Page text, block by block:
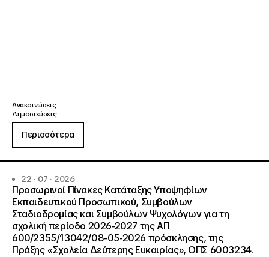
Ανακοινώσεις
Δημοσιεύσεις
Περισσότερα
22 · 07 · 2026
Προσωρινοί Πίνακες Κατάταξης Υποψηφίων
Εκπαιδευτικού Προσωπικού, Συμβούλων
Σταδιοδρομίας και Συμβούλων Ψυχολόγων για τη
σχολική περίοδο 2026-2027 της ΑΠ
600/2355/13042/08-05-2026 πρόσκλησης, της
Πράξης «Σχολεία Δεύτερης Ευκαιρίας», ΟΠΣ 6003234.